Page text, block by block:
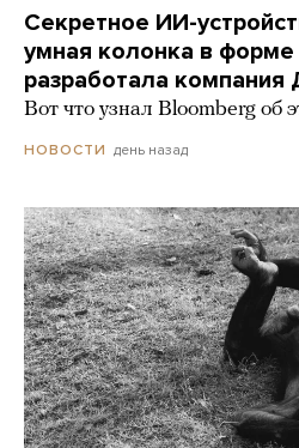
Секретное ИИ-
умная колонка в форме
разработала
Вот что узнал Bloomberg об
НОВОСТИ день назад